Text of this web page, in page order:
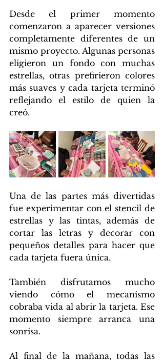
Desde el primer momento
comenzaron a aparecer versiones
completamente diferentes de un
mismo proyecto. Algunas personas
eligieron un fondo con muchas
estrellas, otras prefirieron colores
más suaves y cada tarjeta terminó
reflejando el estilo de quien la
creó.
Una de las partes más divertidas
fue experimentar con el stencil de
estrellas y las tintas, además de
cortar las letras y decorar con
pequeños detalles para hacer que
cada tarjeta fuera única.
También disfrutamos mucho
viendo cómo el mecanismo
cobraba vida al abrir la tarjeta. Ese
momento siempre arranca una
sonrisa.
Al final de la mañana, todas las